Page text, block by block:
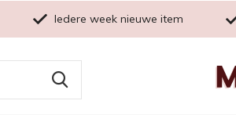
Iedere week nieuwe item